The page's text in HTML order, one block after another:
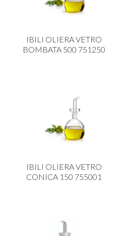
IBILI OLIERA VETRO
BOMBATA 500 751250
IBILI OLIERA VETRO
CONICA 150 755001